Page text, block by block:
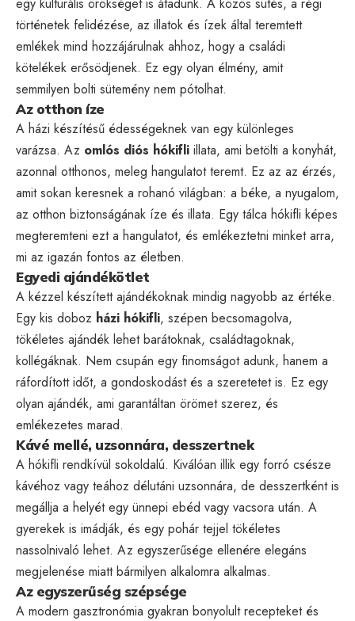
történetek felidézése, az illatok és ízek által teremtett
emlékek mind hozzájárulnak ahhoz, hogy a családi
kötelékek erősödjenek. Ez egy olyan élmény, amit
semmilyen bolti sütemény nem pótolhat.
Az otthon íze
A házi készítésű édességeknek van egy különleges
varázsa. Az omlós diós hókifli illata, ami betölti a konyhát,
azonnal otthonos, meleg hangulatot teremt. Ez az az érzés,
amit sokan keresnek a rohanó világban: a béke, a nyugalom,
az otthon biztonságának íze és illata. Egy tálca hókifli képes
megteremteni ezt a hangulatot, és emlékeztetni minket arra,
mi az igazán fontos az életben.
Egyedi ajándékötlet
A kézzel készített ajándékoknak mindig nagyobb az értéke.
Egy kis doboz házi hókifli, szépen becsomagolva,
tökéletes ajándék lehet barátoknak, családtagoknak,
kollégáknak. Nem csupán egy finomságot adunk, hanem a
ráfordított időt, a gondoskodást és a szeretetet is. Ez egy
olyan ajándék, ami garantáltan örömet szerez, és
emlékezetes marad.
Kávé mellé, uzsonnára, desszertnek
A hókifli rendkívül sokoldalú. Kiválóan illik egy forró csésze
kávéhoz vagy teához délutáni uzsonnára, de desszertként is
megállja a helyét egy ünnepi ebéd vagy vacsora után. A
gyerekek is imádják, és egy pohár tejjel tökéletes
nassolnivaló lehet. Az egyszerűsége ellenére elegáns
megjelenése miatt bármilyen alkalomra alkalmas.
Az egyszerűség szépsége
A modern gasztronómia gyakran bonyolult recepteket és